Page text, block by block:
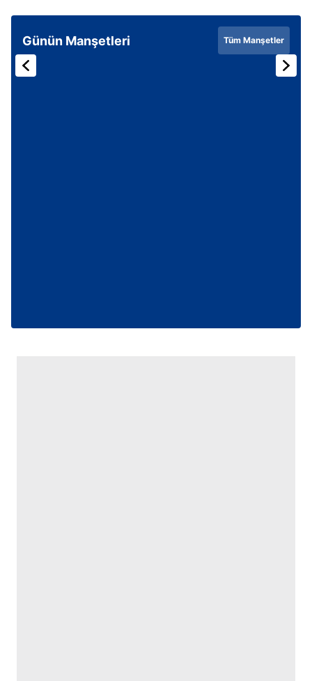
Günün Manşetleri Tüm Manşetler